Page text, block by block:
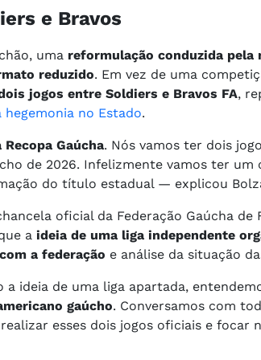
e Bravos
uma reformulação conduzida pela
reduzido. Em vez de uma
jogos entre Soldiers e Bravos FA,
no Estado.
Gaúcha. Nós vamos ter dois
de 2026. Infelizmente vamos ter
do título estadual — explicou
oficial da Federação Gaúcha
a ideia de uma liga independente
a federação e análise da situação
ideia de uma liga apartada,
gaúcho. Conversamos com
esses dois jogos oficiais e